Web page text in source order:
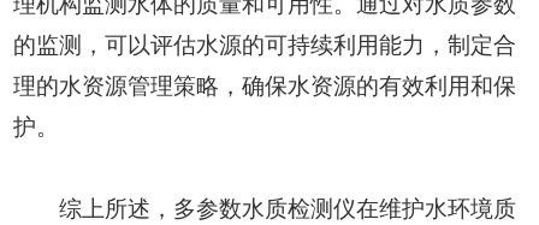
的监测，可以评估水源的可持续利用能力，制定合
理的水资源管理策略，确保水资源的有效利用和保
护。
综上所述，多参数水质检测仪在维护水环境质